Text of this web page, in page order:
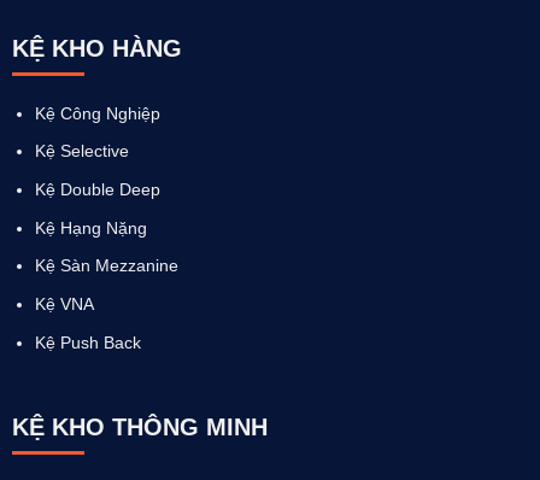
KỆ KHO HÀNG
Kệ Công Nghiệp
Kệ Selective
Kệ Double Deep
Kệ Hạng Nặng
Kệ Sàn Mezzanine
Kệ VNA
Kệ Push Back
KỆ KHO THÔNG MINH